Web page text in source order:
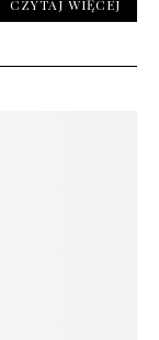
CZYTAJ WIĘCEJ